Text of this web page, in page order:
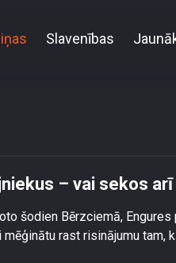
Slavenības
– vai sekos arī
šodien Bērzciemā, Engures
rast risinājumu tam,